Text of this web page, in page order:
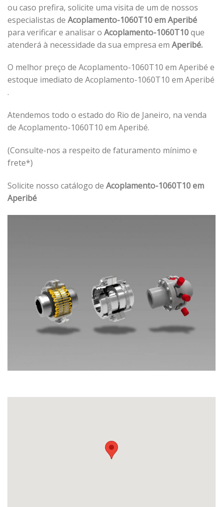
ou caso prefira, solicite uma visita de um de nossos
especialistas de Acoplamento-1060T10 em Aperibé
para verificar e analisar o Acoplamento-1060T10que
atenderá à necessidade da sua empresa em Aperibé.
O melhor preço de Acoplamento-1060T10 em Aperibé e
estoque imediato de Acoplamento-1060T10 em Aperibé
.
Atendemos todo o estado do Rio de Janeiro, na venda
de Acoplamento-1060T10 em Aperibé.
(Consulte-nos a respeito de faturamento mínimo e
frete*)
Solicite nosso catálogo de Acoplamento-1060T10 em
Aperibé